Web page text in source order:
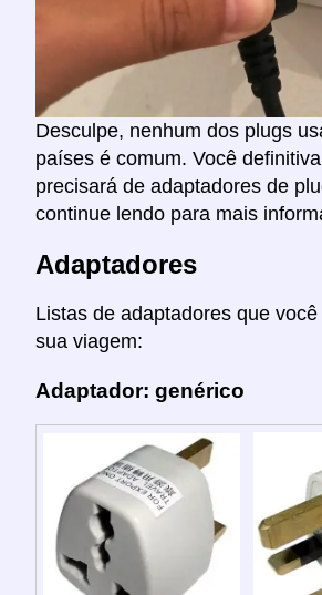
Desculpe, nenhum dos plugs
países é comum. Você
precisará de adaptadores de
continue lendo para mais
Adaptadores
Listas de adaptadores que
sua viagem:
Adaptador: genérico